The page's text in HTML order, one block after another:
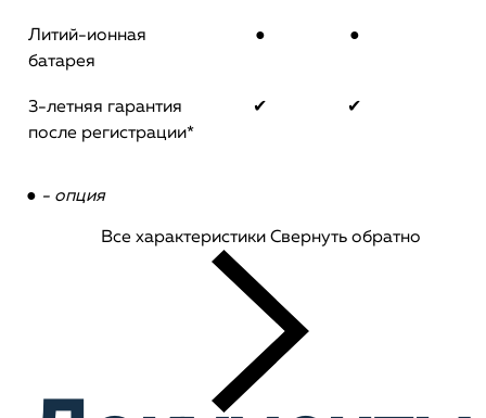
Литий-ионная
батарея
● ●
3-летняя гарантия
после регистрации*
✔ ✔
● - опция
Все характеристики Свернуть обратно